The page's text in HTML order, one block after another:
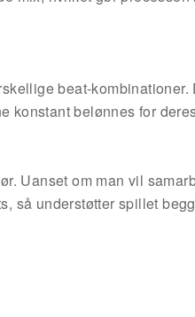
beat-kombinationer.
konstant belønnes for
Uanset om man vil
så understøtter spillet